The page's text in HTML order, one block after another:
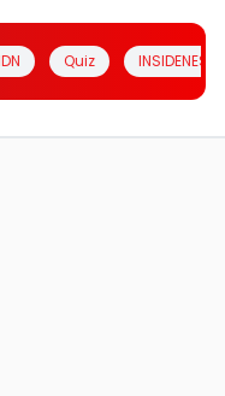
Quiz INSIDENESIA